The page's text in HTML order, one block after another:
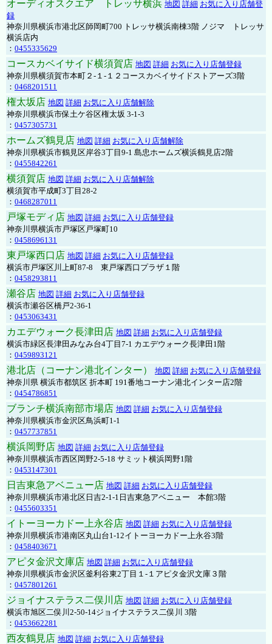
オーディオスクエア トレッサ横浜 地図 詳細 お気に入り店舗登
録
神奈川県横浜市港北区師岡町700 トレッサ横浜南棟3階 ノジマ トレッサ
横浜店内
： 0455335629
コースカベイサイド横須賀店 地図 詳細 お気に入り店舗登録
神奈川県横須賀市本町２-１-１２コースカベイサイドストアーズ3階
： 0468201511
権太坂店 地図 詳細 お気に入り店舗解除
神奈川県横浜市保土ケ谷区権太坂 3-1-3
： 0457305731
ホームズ鶴見店 地図 詳細 お気に入り店舗解除
神奈川県横浜市鶴見区岸谷3丁目9-1 島忠ホームズ横浜鶴見店2階
： 0455842261
横須賀店 地図 詳細 お気に入り店舗解除
横須賀市平成町3丁目28-2
： 0468287011
戸塚モディ店 地図 詳細 お気に入り店舗登録
神奈川県横浜市戸塚区戸塚町10
： 0458696131
東戸塚西口店 地図 詳細 お気に入り店舗登録
横浜市戸塚区川上町87-8 東戸塚西口プラザ１階
： 0458293811
瀬谷店 地図 詳細 お気に入り店舗登録
横浜市瀬谷区橋戸2-36-1
： 0453063431
カエデウォーク長津田店 地図 詳細 お気に入り店舗登録
横浜市緑区長津田みなみ台4丁目7-1 カエデウォーク長津田1階
： 0459893121
港北店（コーナン港北インター） 地図 詳細 お気に入り店舗登録
神奈川県 横浜市都筑区 折本町 191番地コーナン港北インター店2階
： 0454786851
ブランチ横浜南部市場店 地図 詳細 お気に入り店舗登録
神奈川県横浜市金沢区鳥浜町1-1
： 0457737851
横浜岡野店 地図 詳細 お気に入り店舗登録
神奈川県横浜市西区岡野2-5-18 サミット横浜岡野1階
： 0453147301
日吉東急アベニュー店 地図 詳細 お気に入り店舗登録
神奈川県横浜市港北区日吉2-1-1日吉東急アベニュー 本館3階
： 0455603351
イトーヨーカドー上永谷店 地図 詳細 お気に入り店舗登録
神奈川県横浜市港南区丸山台1-12イトーヨーカドー上永谷3階
： 0458403671
アピタ金沢文庫店 地図 詳細 お気に入り店舗登録
神奈川県横浜市金沢区釜利谷東2丁目１-１アピタ金沢文庫３階
： 0457801261
ジョイナステラス二俣川店 地図 詳細 お気に入り店舗登録
横浜市旭区二俣川2-50-14ジョイナステラス二俣川 3階
： 0453662281
西友鶴見店 地図 詳細 お気に入り店舗登録